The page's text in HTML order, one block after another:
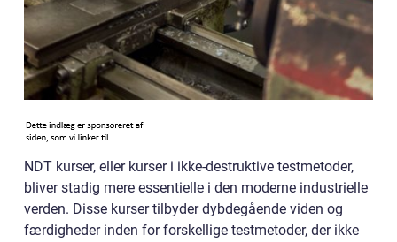
NDT kurser, eller kurser i ikke-destruktive testmetoder,
bliver stadig mere essentielle i den moderne industrielle
verden. Disse kurser tilbyder dybdegående viden og
færdigheder inden for forskellige testmetoder, der ikke